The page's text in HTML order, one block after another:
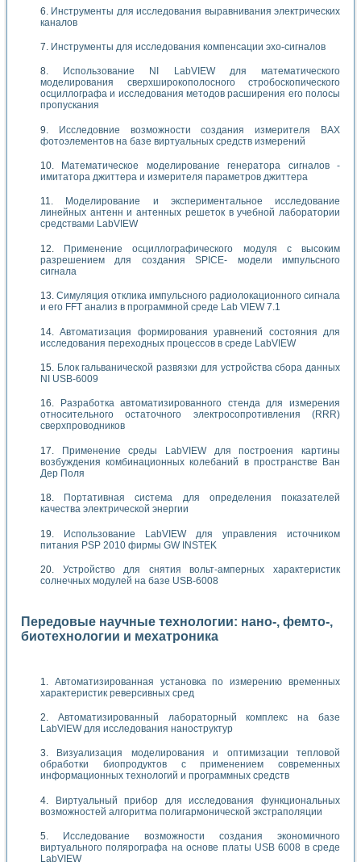
Инструменты для исследования выравнивания электрических
каналов
Инструменты для исследования компенсации эхо-сигналов
Использование NI LabVIEW для математического
моделирования сверхширокополосного стробоскопического
осциллографа и исследования методов расширения его полосы
пропускания
Исследовние возможности создания измерителя ВАХ
фотоэлементов на базе виртуальных средств измерений
Математическое моделирование генератора сигналов -
имитатора джиттера и измерителя параметров джиттера
Моделирование и экспериментальное исследование
линейных антенн и антенных решеток в учебной лаборатории
средствами LabVIEW
Применение осциллографического модуля с высоким
разрешением для создания SPICE- модели импульсного
сигнала
Симуляция отклика импульсного радиолокационного сигнала
и его FFT анализ в программной среде Lab VIEW 7.1
Автоматизация формирования уравнений состояния для
исследования переходных процессов в среде LabVIEW
Блок гальванической развязки для устройства сбора данных
NI USB-6009
Разработка автоматизированного стенда для измерения
относительного остаточного электросопротивления (RRR)
сверхпроводников
Применение среды LabVIEW для построения картины
возбуждения комбинационных колебаний в пространстве Ван
Дер Поля
Портативная система для определения показателей
качества электрической энергии
Использование LabVIEW для управления источником
питания PSP 2010 фирмы GW INSTEK
Устройство для снятия вольт-амперных характеристик
солнечных модулей на базе USB-6008
Передовые научные технологии: нано-, фемто-,
биотехнологии и мехатроника
Автоматизированная установка по измерению временных
характеристик реверсивных сред
Автоматизированный лабораторный комплекс на базе
LabVIEW для исследования наноструктур
Визуализация моделирования и оптимизации тепловой
обработки биопродуктов с применением современных
информационных технологий и программных средств
Виртуальный прибор для исследования функциональных
возможностей алгоритма полигармонической экстраполяции
Исследование возможности создания экономичного
виртуального полярографа на основе платы USB 6008 в среде
LabVIEW